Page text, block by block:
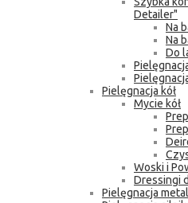
Detailer"
Na
Na
Do
Pielęgnacja kół
Mycie kół
Woski i
Dressingi
Pielęgnacja